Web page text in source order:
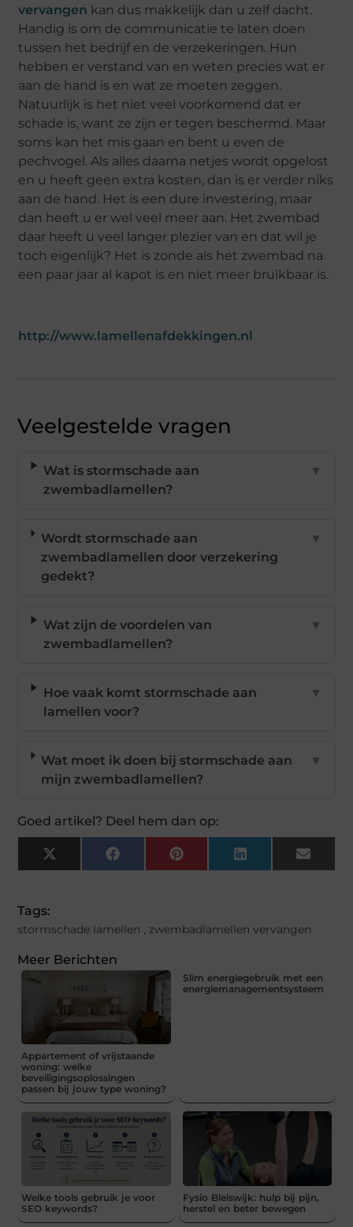
vervangen kan dus makkelijk dan u zelf dacht.
Handig is om de communicatie te laten doen
tussen het bedrijf en de verzekeringen. Hun
hebben er verstand van en weten precies wat er
aan de hand is en wat ze moeten zeggen.
Natuurlijk is het niet veel voorkomend dat er
schade is, want ze zijn er tegen beschermd. Maar
soms kan het mis gaan en bent u even de
pechvogel. Als alles daarna netjes wordt opgelost
en u heeft geen extra kosten, dan is er verder niks
aan de hand. Het is een dure investering, maar
dan heeft u er wel veel meer aan. Het zwembad
daar heeft u veel langer plezier van en dat wil je
toch eigenlijk? Het is zonde als het zwembad na
een paar jaar al kapot is en niet meer bruikbaar is.
http://www.lamellenafdekkingen.nl
Veelgestelde vragen
Wat is stormschade aan
zwembadlamellen?
▼
Wordt stormschade aan
zwembadlamellen door verzekering
gedekt?
▼
Wat zijn de voordelen van
zwembadlamellen?
▼
Hoe vaak komt stormschade aan
lamellen voor?
▼
Wat moet ik doen bij stormschade aan
mijn zwembadlamellen?
▼
Goed artikel? Deel hem dan op:
X
(Twitter)
FacebookPinterestLinkedIn Email
Tags:
stormschade lamellen , zwembadlamellen vervangen
Meer Berichten
Appartement of vrijstaande
woning: welke
beveiligingsoplossingen
passen bij jouw type woning?
Slim energiegebruik met een
energiemanagementsysteem
Welke tools gebruik je voor
SEO keywords?
Fysio Bleiswijk: hulp bij pijn,
herstel en beter bewegen